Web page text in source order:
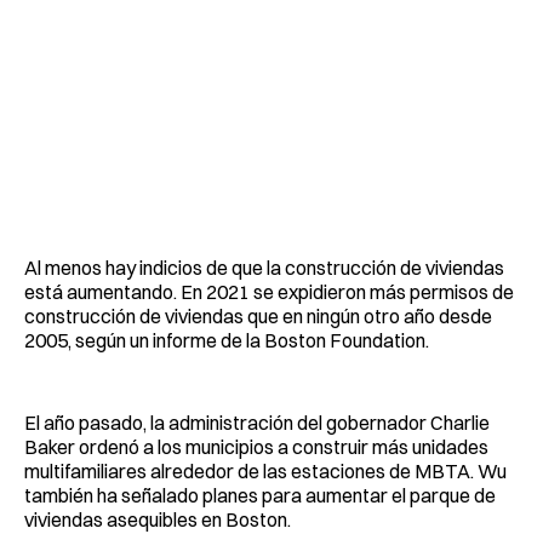
Al menos hay indicios de que la construcción de viviendas
está aumentando. En 2021 se expidieron más permisos de
construcción de viviendas que en ningún otro año desde
2005, según un informe de la Boston Foundation.
El año pasado, la administración del gobernador Charlie
Baker ordenó a los municipios a construir más unidades
multifamiliares alrededor de las estaciones de MBTA. Wu
también ha señalado planes para aumentar el parque de
viviendas asequibles en Boston.